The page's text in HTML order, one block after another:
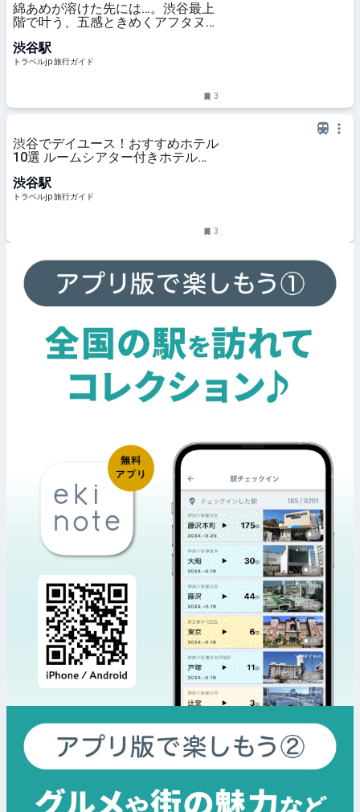
綿あめが溶けた先には…。渋谷最上
階で叶う、五感ときめくアフタヌー
ガイド
渋谷駅
トラベルjp 旅行ガイド
3
渋谷でデイユース！おすすめホテル
10選 ルームシアター付きホテル
渋谷駅
トラベルjp 旅行ガイド
3